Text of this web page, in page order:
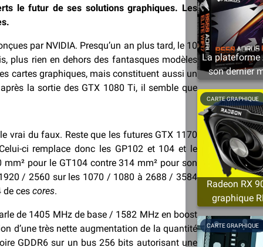
le futur de ses solutions graphiques. Les
par NVIDIA. Presqu’un an plus tard, le 10
plus rien en dehors des fantasques modèles
cartes graphiques, mais constituent aussi un
la sortie des GTX 1080 Ti, il semble que
vrai du faux. Reste que les futures GTX 1170
ci remplace donc les GP102 et 104 et le
pour le GT104 contre 314 mm² pour son
/ 2560 sur les 1070 / 1080 à 2688 / 3584
de ces cores.
de 1405 MHz de base / 1582 MHz en boost
d’une très nette augmentation de la quantité
GDDR6 sur un bus 256 bits autorisant une
La plateforme
son dernier
Radeon RX
graphique
CARTE GRAPHIQUE
CARTE GRAPHIQUE